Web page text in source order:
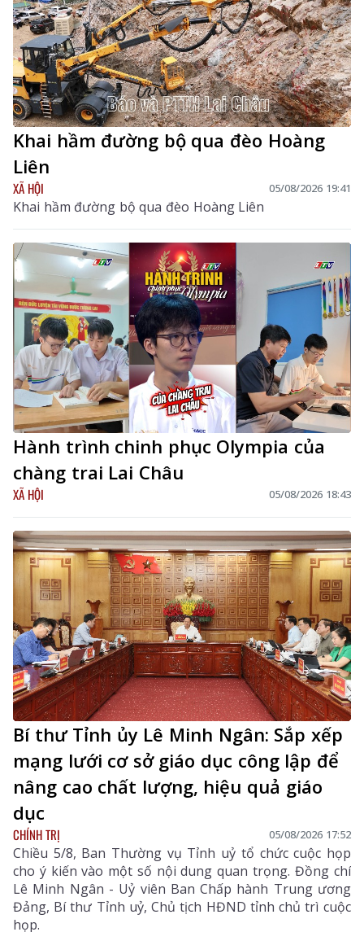
Khai hầm đường bộ qua đèo Hoàng
Liên
XÃ HỘI 05/08/2026 19:41
Khai hầm đường bộ qua đèo Hoàng Liên
Hành trình chinh phục Olympia của
chàng trai Lai Châu
XÃ HỘI 05/08/2026 18:43
Bí thư Tỉnh ủy Lê Minh Ngân: Sắp xếp
mạng lưới cơ sở giáo dục công lập để
nâng cao chất lượng, hiệu quả giáo
dục
CHÍNH TRỊ 05/08/2026 17:52
Chiều 5/8, Ban Thường vụ Tỉnh uỷ tổ chức cuộc họp
cho ý kiến vào một số nội dung quan trọng. Đồng chí
Lê Minh Ngân - Uỷ viên Ban Chấp hành Trung ương
Đảng, Bí thư Tỉnh uỷ, Chủ tịch HĐND tỉnh chủ trì cuộc
họp.